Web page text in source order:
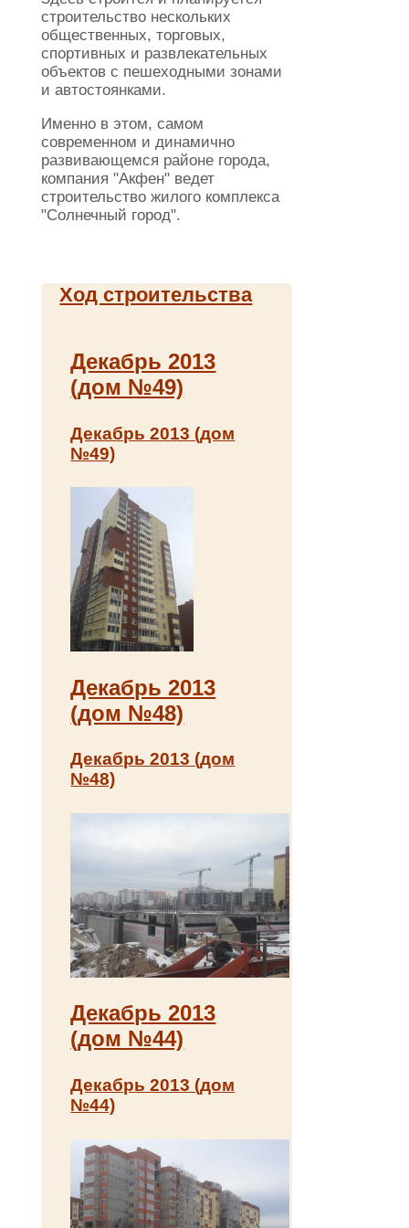
строительство нескольких
общественных, торговых,
спортивных и развлекательных
объектов с пешеходными зонами
и автостоянками.
Именно в этом, самом
современном и динамично
развивающемся районе города,
компания "Акфен" ведет
строительство жилого комплекса
"Солнечный город".
Ход строительства
Декабрь 2013
(дом №49)
Декабрь 2013 (дом
№49)
Декабрь 2013
(дом №48)
Декабрь 2013 (дом
№48)
Декабрь 2013
(дом №44)
Декабрь 2013 (дом
№44)